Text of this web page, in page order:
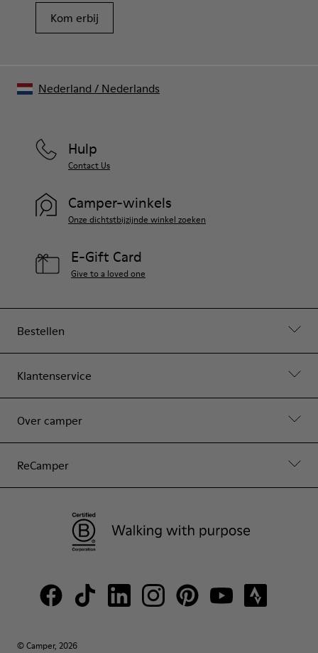
Kom erbij
Bestellen
Klantenservice
Over camper
ReCamper
Hulp
Contact Us
Camper-winkels
Onze dichtstbijzijnde winkel zoeken
E-Gift Card
Give to a loved one
© Camper, 2026
Nederland / Nederlands